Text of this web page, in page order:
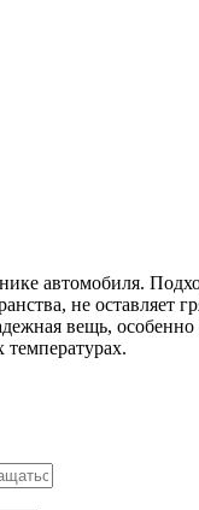
автомобиля.
не оставляет
вещь,